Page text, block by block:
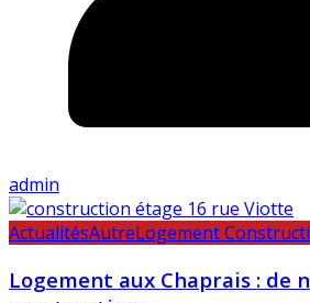
admin
ActualitésAutreLogement
Logement aux Chaprais : de